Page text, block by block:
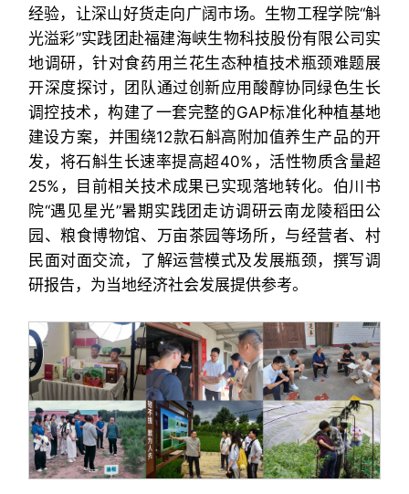
经验，让深山好货走向广阔市场。生物工程学院“斛
光溢彩”实践团赴福建海峡生物科技股份有限公司实
地调研，针对食药用兰花生态种植技术瓶颈难题展
开深度探讨，团队通过创新应用酸醇协同绿色生长
调控技术，构建了一套完整的GAP标准化种植基地
建设方案，并围绕12款石斛高附加值养生产品的开
发，将石斛生长速率提高超40%，活性物质含量超
25%，目前相关技术成果已实现落地转化。伯川书
院“遇见星光”暑期实践团走访调研云南龙陵稻田公
园、粮食博物馆、万亩茶园等场所，与经营者、村
民面对面交流，了解运营模式及发展瓶颈，撰写调
研报告，为当地经济社会发展提供参考。